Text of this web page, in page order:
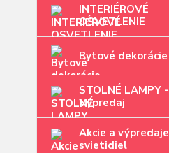
INTERIÉROVÉ
OSVETLENIE
Bytové dekorácie
STOLNÉ LAMPY -
Výpredaj
Akcie a výpredaje
svietidiel